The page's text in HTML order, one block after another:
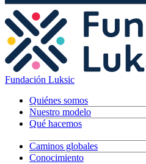
Fundación Luksic
Quiénes somos
Nuestro modelo
Qué hacemos
Caminos globales
Conocimiento